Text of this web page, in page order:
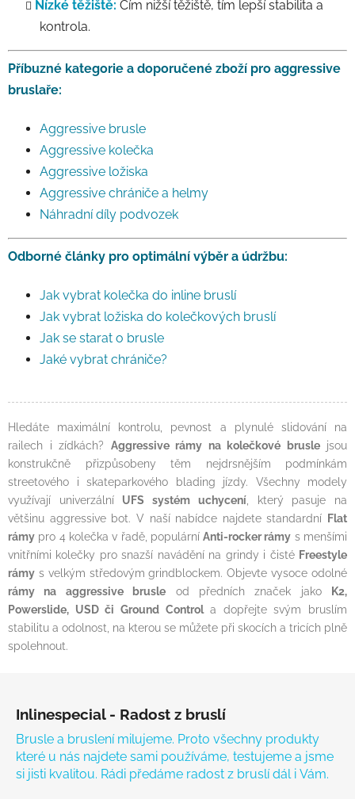
Nízké těžiště: Čím nižší těžiště, tím lepší stabilita a
kontrola.
Příbuzné kategorie a doporučené zboží pro aggressive
bruslaře:
Aggressive brusle
Aggressive kolečka
Aggressive ložiska
Aggressive chrániče a helmy
Náhradní díly podvozek
Odborné články pro optimální výběr a údržbu:
Jak vybrat kolečka do inline bruslí
Jak vybrat ložiska do kolečkových bruslí
Jak se starat o brusle
Jaké vybrat chrániče?
Hledáte maximální kontrolu, pevnost a plynulé slidování na
railech i zídkách? Aggressive rámy na kolečkové bruslejsou
konstrukčně přizpůsobeny těm nejdrsnějším podmínkám
streetového i skateparkového blading jízdy. Všechny modely
využívají univerzální UFS systém uchycení, který pasuje na
většinu aggressive bot. V naší nabídce najdete standardní
Flat
rámy pro 4 kolečka v řadě, populárníAnti-rocker rámy s menšími
vnitřními kolečky pro snazší navádění na grindy i čisté Freestyle
rámy s velkým středovým grindblockem. Objevte vysoce odolné
rámy na aggressive brusle od předních značek jako
K2,
Powerslide, USD či Ground Controla dopřejte svým bruslím
stabilitu a odolnost, na kterou se můžete při skocích a tricích plně
spolehnout.
Inlinespecial - Radost z bruslí
Brusle a bruslení milujeme. Proto všechny produkty
které u nás najdete sami používáme, testujeme a jsme
si jisti kvalitou. Rádi předáme radost z bruslí dál i Vám.